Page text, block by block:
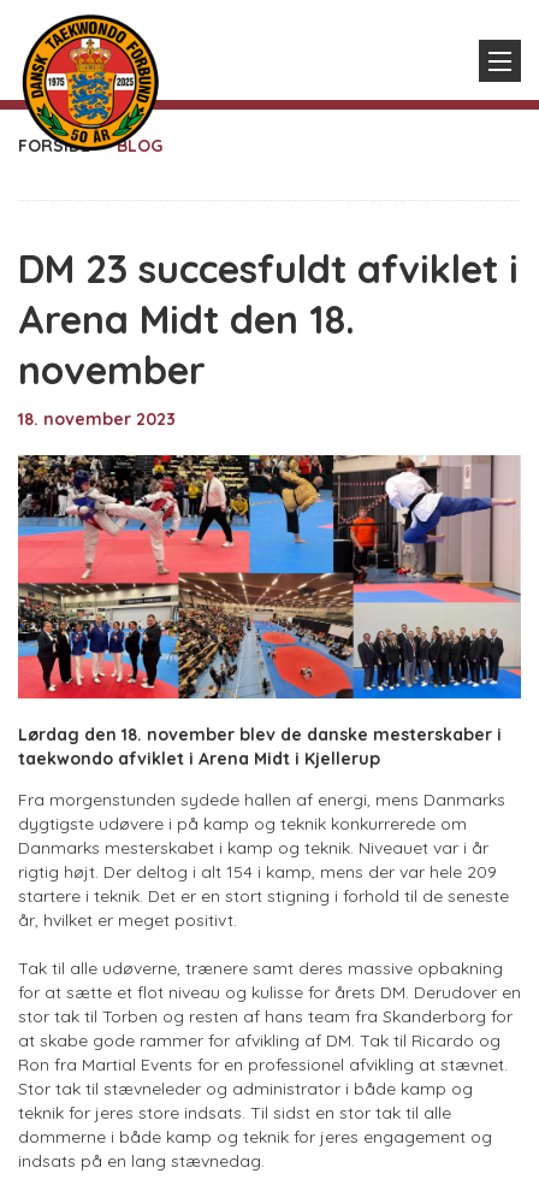
FORSIDE BLOG
DM 23 succesfuldt afviklet i
Arena Midt den 18.
november
18. november 2023
Lørdag den 18. november blev de danske mesterskaber i
taekwondo afviklet i Arena Midt i Kjellerup
Fra morgenstunden sydede hallen af energi, mens Danmarks
dygtigste udøvere i på kamp og teknik konkurrerede om
Danmarks mesterskabet i kamp og teknik. Niveauet var i år
rigtig højt. Der deltog i alt 154 i kamp, mens der var hele 209
startere i teknik. Det er en stort stigning i forhold til de seneste
år, hvilket er meget positivt.
Tak til alle udøverne, trænere samt deres massive opbakning
for at sætte et flot niveau og kulisse for årets DM. Derudover en
stor tak til Torben og resten af hans team fra Skanderborg for
at skabe gode rammer for afvikling af DM. Tak til Ricardo og
Ron fra Martial Events for en professionel afvikling at stævnet.
Stor tak til stævneleder og administrator i både kamp og
teknik for jeres store indsats. Til sidst en stor tak til alle
dommerne i både kamp og teknik for jeres engagement og
indsats på en lang stævnedag.